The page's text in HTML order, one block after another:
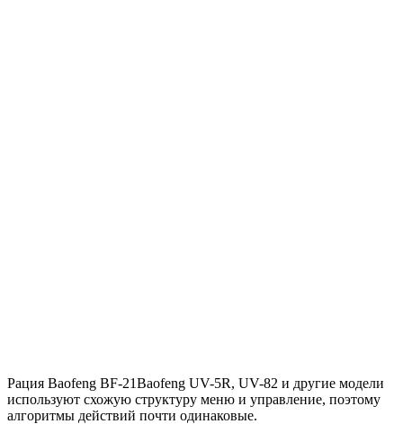
Рация Baofeng BF-21Baofeng UV-5R, UV-82 и другие модели
используют схожую структуру меню и управление, поэтому
алгоритмы действий почти одинаковые.